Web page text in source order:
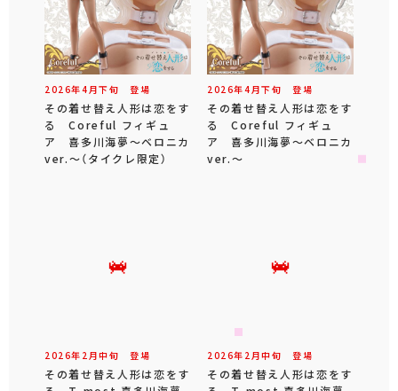
2026年4 月下旬 登場
その着せ替え人形は恋をす
る Coreful フィギュ
ア 喜多川海夢～ベロニカ
ver.～（タイクレ限定）
2026年4 月下旬 登場
その着せ替え人形は恋をす
る Coreful フィギュ
ア 喜多川海夢～ベロニカ
ver.～
2026年 2 月中旬 登場
その着せ替え人形は恋をす
2026年 2 月中旬 登場
その着せ替え人形は恋をす